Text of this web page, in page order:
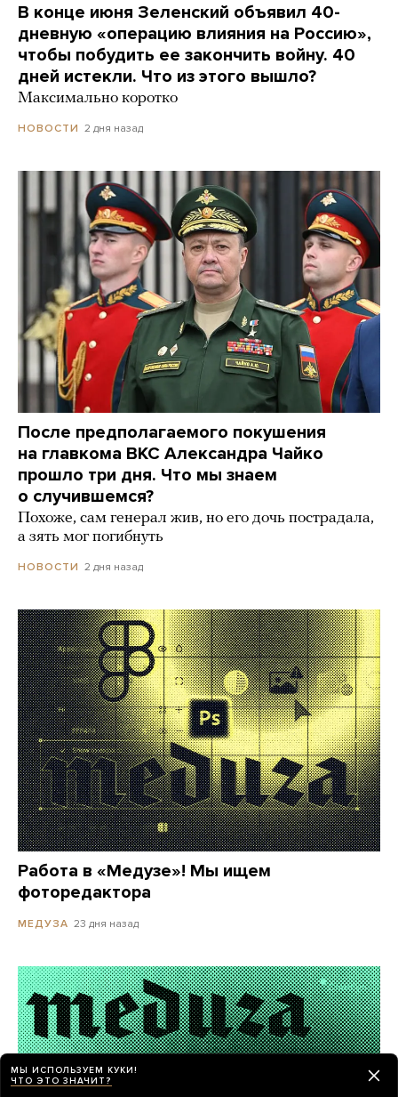
В конце июня Зеленский объявил 40-
дневную «операцию влияния на Россию»,
чтобы побудить ее закончить войну. 40
дней истекли. Что из этого вышло?
Максимально коротко
НОВОСТИ 2 дня назад
После предполагаемого покушения
на главкома ВКС Александра Чайко
прошло три дня. Что мы знаем
о случившемся?
Похоже, сам генерал жив, но его дочь пострадала,
а зять мог погибнуть
НОВОСТИ 2 дня назад
Работа в «Медузе»! Мы ищем
фоторедактора
МЕДУЗА 23 дня назад
МЫ ИСПОЛЬЗУЕМ КУКИ!
ЧТО ЭТО ЗНАЧИТ?